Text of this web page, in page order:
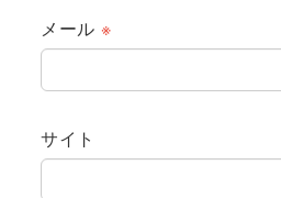
メール ※
サイト